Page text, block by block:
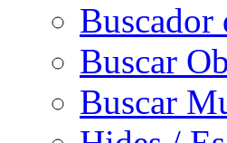
Buscador
Buscar
Buscar